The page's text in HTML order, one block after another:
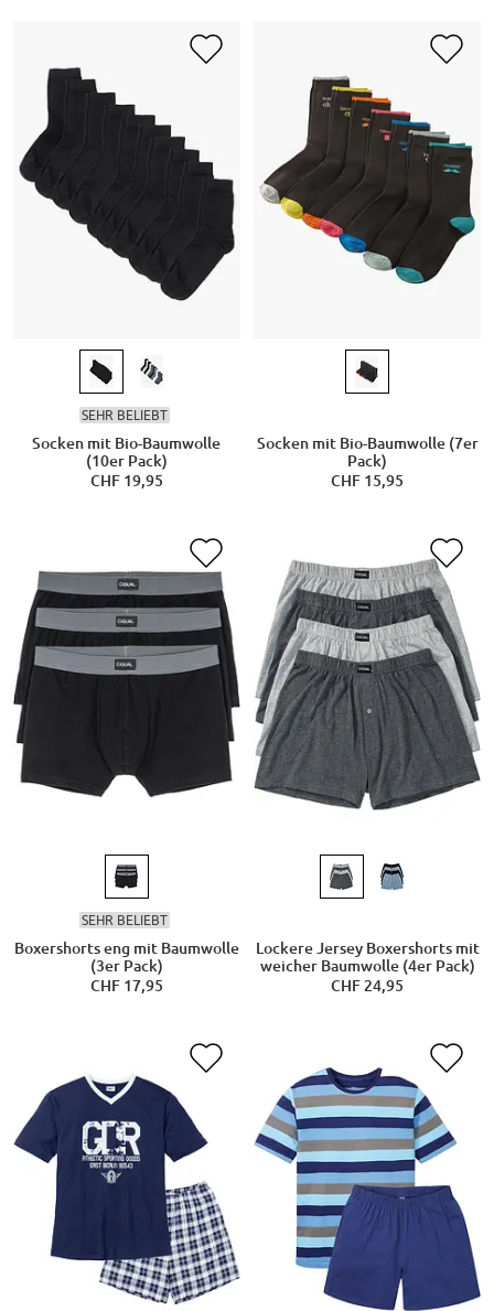
SEHR BELIEBT
Socken mit Bio-Baumwolle
(10er Pack)
CHF 19,95
Socken mit Bio-Baumwolle (7er
Pack)
CHF 15,95
SEHR BELIEBT
Boxershorts eng mit Baumwolle
(3er Pack)
CHF 17,95
Lockere Jersey Boxershorts mit
weicher Baumwolle (4er Pack)
CHF 24,95